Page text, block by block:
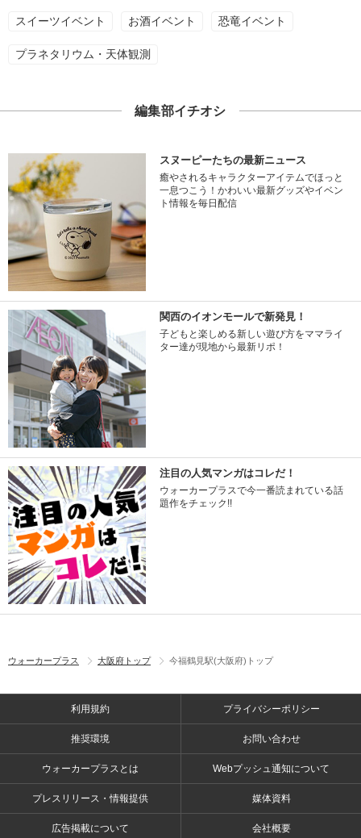
スイーツイベント お酒イベント 恐竜イベント
プラネタリウム・天体観測
編集部イチオシ
スヌーピーたちの最新ニュース
癒やされるキャラクターアイテムでほっと
一息つこう！かわいい最新グッズやイベン
ト情報を毎日配信
関西のイオンモールで新発見！
子どもと楽しめる新しい遊び方をママライ
ター達が現地から最新リポ！
注目の人気マンガはコレだ！
ウォーカープラスで今一番読まれている話
題作をチェック!!
ウォーカープラス 大阪府トップ 今福鶴見駅(大阪府)トップ
利用規約 プライバシーポリシー
推奨環境 お問い合わせ
ウォーカープラスとは Webプッシュ通知について
プレスリリース・情報提供 媒体資料
広告掲載について 会社概要